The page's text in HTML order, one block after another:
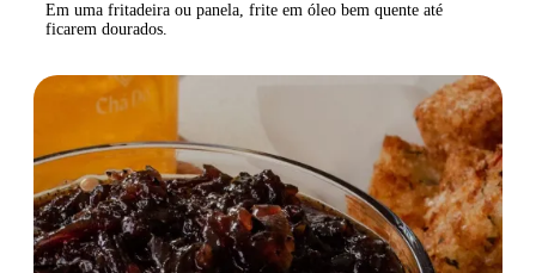
Em uma fritadeira ou panela, frite em óleo bem quente até
ficarem dourados.